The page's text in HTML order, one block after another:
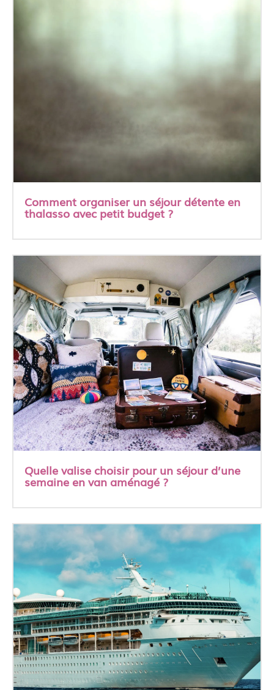
Comment organiser un séjour détente en
thalasso avec petit budget ?
Quelle valise choisir pour un séjour d’une
semaine en van aménagé ?